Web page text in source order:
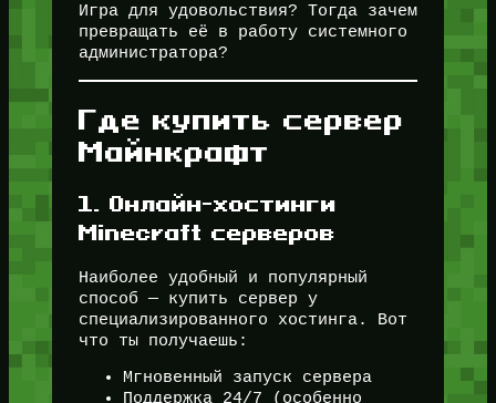
Игра для удовольствия? Тогда зачем
превращать её в работу системного
администратора?
Где купить сервер
Майнкрафт
1. Онлайн-хостинги
Minecraft серверов
Наиболее удобный и популярный
способ — купить сервер у
специализированного хостинга. Вот
что ты получаешь:
Мгновенный запуск сервера
Поддержка 24/7 (особенно